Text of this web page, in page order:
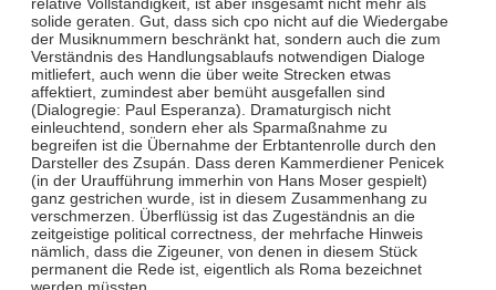
solide geraten. Gut, dass sich cpo nicht auf die Wiedergabe
der Musiknummern beschränkt hat, sondern auch die zum
Verständnis des Handlungsablaufs notwendigen Dialoge
mitliefert, auch wenn die über weite Strecken etwas
affektiert, zumindest aber bemüht ausgefallen sind
(Dialogregie: Paul Esperanza). Dramaturgisch nicht
einleuchtend, sondern eher als Sparmaßnahme zu
begreifen ist die Übernahme der Erbtantenrolle durch den
Darsteller des Zsupán. Dass deren Kammerdiener Penicek
(in der Uraufführung immerhin von Hans Moser gespielt)
ganz gestrichen wurde, ist in diesem Zusammenhang zu
verschmerzen. Überflüssig ist das Zugeständnis an die
zeitgeistige political correctness, der mehrfache Hinweis
nämlich, dass die Zigeuner, von denen in diesem Stück
permanent die Rede ist, eigentlich als Roma bezeichnet